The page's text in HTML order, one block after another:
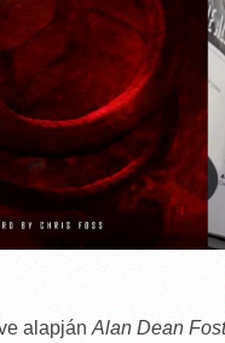
alapján Alan Dean